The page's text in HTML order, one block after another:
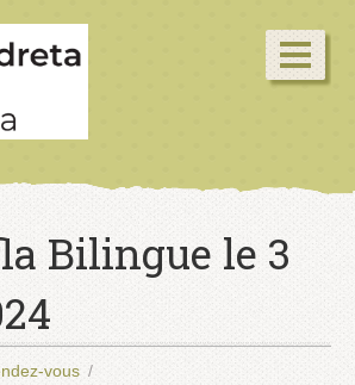
Bilingue le 3
vous